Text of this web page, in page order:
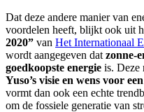
Dat deze andere manier van
voordelen heeft, blijkt ook uit
2020” van Het Internationaal
wordt aangegeven dat zonne-
goedkoopste energie is. Deze
Yuso’s visie en wens voor
vormt dan ook een echte
om de fossiele generatie van